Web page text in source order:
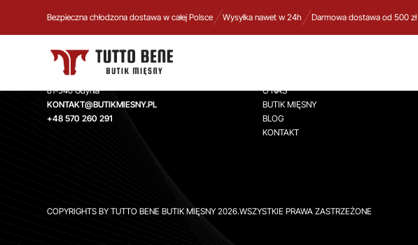
Bezpieczna chłodzona dostawa w całej Polsce Wysyłka nawet w 24h Darmowa dostawa od 500 zł
TUTTO BENE BUTIK MIĘSNY
Aleja Zwycięstwa 244,
81-540 Gdynia
KONTAKT@BUTIKMIESNY.PL
+48 570 260 291
O NAS
BUTIK MIĘSNY
BLOG
KONTAKT
COPYRIGHTS BY TUTTO BENE BUTIK MIĘSNY 2026.WSZYSTKIE PRAWA ZASTRZEŻONE